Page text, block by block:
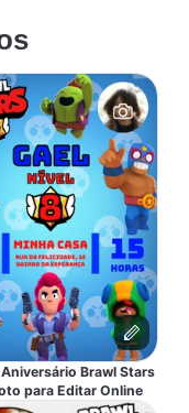
Brawl Stars
para Editar Online